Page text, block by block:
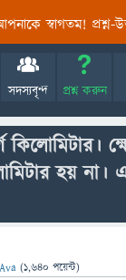
স্বাগতম! প্রশ্ন-
সদস্যবৃন্দ প্রশ্ন করুন
হয় না।
(1,640 পয়েন্ট)